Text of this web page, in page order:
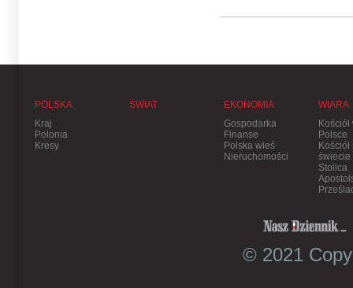
POLSKA
Kraj
Polonia
Kresy
ŚWIAT
EKONOMIA
Gospodarka
Finanse
Polska wieś
Nieruchomości
WIARA
Kościół
Polsce
Kościół
świecie
Stolica
© 2021